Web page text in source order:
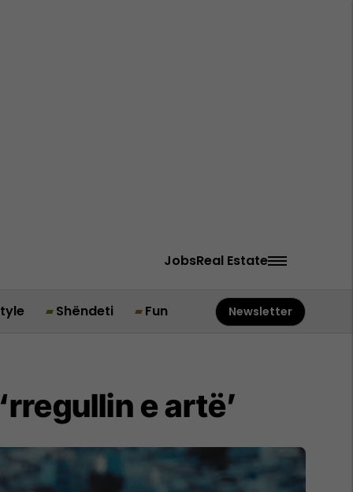
JobsReal Estate
Shëndeti Fun Newsletter
e artë’